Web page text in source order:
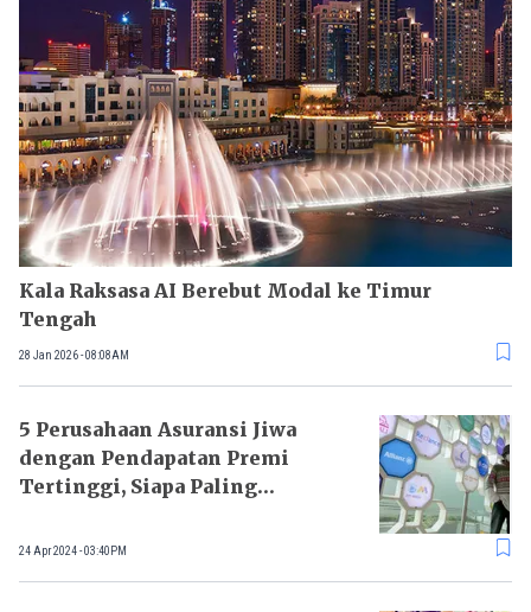
Kala Raksasa AI Berebut Modal ke Timur
Tengah
28 Jan 2026 - 08:08AM
5 Perusahaan Asuransi Jiwa
dengan Pendapatan Premi
Tertinggi, Siapa Paling
24 Apr 2024 - 03:40PM